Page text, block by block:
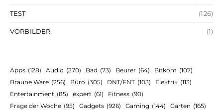
TEST (126)
VORBILDER (1)
Apps (128) Audio (370) Bad (73) Beurer (64) Bitkom (107)
Braune Ware (256) Büro (305) DNT/FNT (103) Elektrik (113)
Entertainment (85) expert (61) Fitness (90)
Frage der Woche (95) Gadgets (926) Gaming (144) Garten (165)